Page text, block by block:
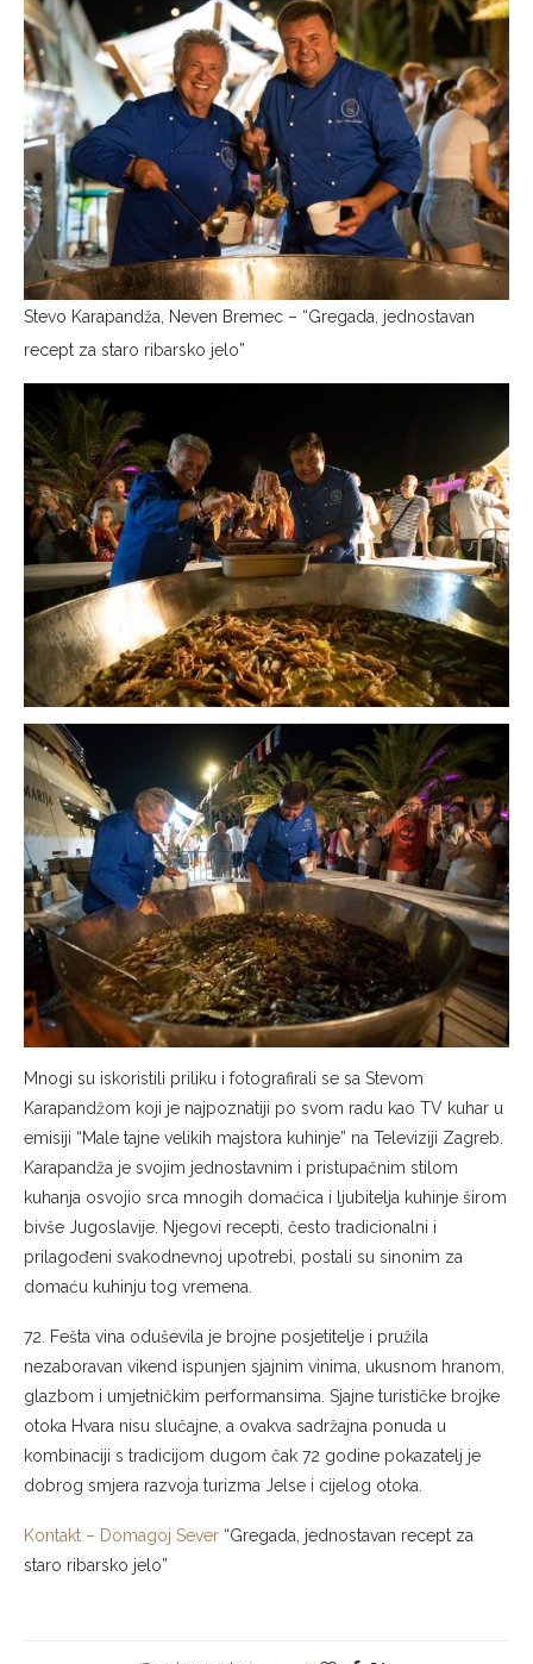
Stevo Karapandža, Neven Bremec – “Gregada, jednostavan
recept za staro ribarsko jelo”
Mnogi su iskoristili priliku i fotografirali se sa Stevom
Karapandžom koji je najpoznatiji po svom radu kao TV kuhar u
emisiji “Male tajne velikih majstora kuhinje” na Televiziji Zagreb.
Karapandža je svojim jednostavnim i pristupačnim stilom
kuhanja osvojio srca mnogih domaćica i ljubitelja kuhinje širom
bivše Jugoslavije. Njegovi recepti, često tradicionalni i
prilagođeni svakodnevnoj upotrebi, postali su sinonim za
domaću kuhinju tog vremena.
72. Fešta vina oduševila je brojne posjetitelje i pružila
nezaboravan vikend ispunjen sjajnim vinima, ukusnom hranom,
glazbom i umjetničkim performansima. Sjajne turističke brojke
otoka Hvara nisu slučajne, a ovakva sadržajna ponuda u
kombinaciji s tradicijom dugom čak 72 godine pokazatelj je
dobrog smjera razvoja turizma Jelse i cijelog otoka.
Kontakt – Domagoj Sever “Gregada, jednostavan recept za
staro ribarsko jelo”